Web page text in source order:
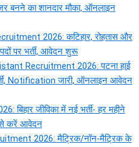
बनने का शानदार मौका, ऑनलाइन
2026: कटिहार, रोहतास और
पर भर्ती, आवेदन शुरू
Recruitment 2026: पटना हाई
Notification जारी, ऑनलाइन आवेदन
बिहार जीविका में नई भर्ती- हर महीने
से करें आवेदन
2026: मैट्रिक/नॉन-मैट्रिक के